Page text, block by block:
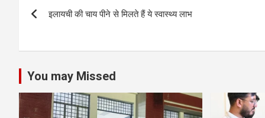
A
p
o
k
g n
navigation
इलायची की चाय पीने से मिलते हैं ये स्वास्थ्य लाभ
You may Missed